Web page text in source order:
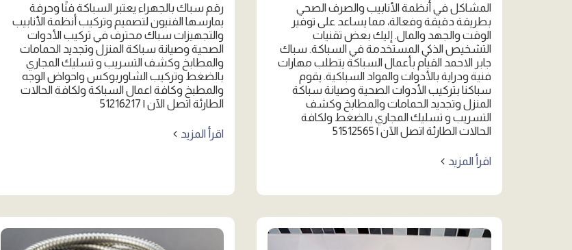
المشاكل في أنظمة الأنابيب والصرف الصحي
بطريقة دقيقة وفعالة، مما يساعد على توفير
الوقت والجهد والمال. إليك بعض تقنيات
التشخيص الذكي المستخدمة في السباكة. سباك
جابر الاحمد القيام بأعمال السباكة يتطلب مهارات
فنية ودراية بالأدوات والمواد السباكية. يقوم
سباكنا بتركيب الأدوات الصحية وصيانة سباكة
المنزل وتجديد الحمامات والمطابخ وكشف
التسريب و تسليك المجاري بالضغط ولكافة
الحالات الطارئة اتصل الآن | 51512565
اقرأ المزيد
رقم سباك بالجهراء يعتبر السباكة فنًا وحرفة
يمارسها الفنيون لتصميم وتركيب أنظمة الأنابيب
والتجهيزات سباك محترف في تركيب الأدوات
الصحية وصيانة سباكة المنزل وتجديد الحمامات
والمطابخ وكشف التسريب و تسليك المجاري
بالضغط وتركيب الشاوربوكس واحواض الوجه
والمطبخ وكافة اعمال السباكة ولكافة الحالات
الطارئة اتصل الآن | 51216217
اقرأ المزيد